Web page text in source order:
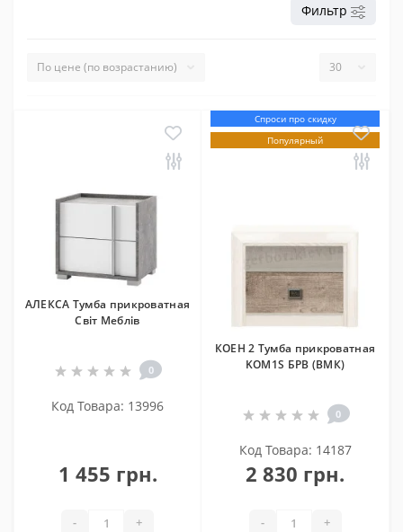
Фильтр
АЛЕКСА Тумба прикроватная
Світ Меблів
0
Код Товара: 13996
1 455 грн.
- +
Спроси про скидку
Популярный
КОЕН 2 Тумба прикроватная
KOM1S БРВ (ВМК)
0
Код Товара: 14187
2 830 грн.
- +